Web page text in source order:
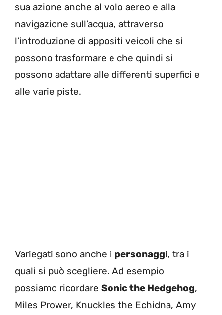
sua azione anche al volo aereo e alla
navigazione sull’acqua, attraverso
l’introduzione di appositi veicoli che si
possono trasformare e che quindi si
possono adattare alle differenti superfici e
alle varie piste.
Variegati sono anche i personaggi, tra i
quali si può scegliere. Ad esempio
possiamo ricordare Sonic the Hedgehog,
Miles Prower, Knuckles the Echidna, Amy